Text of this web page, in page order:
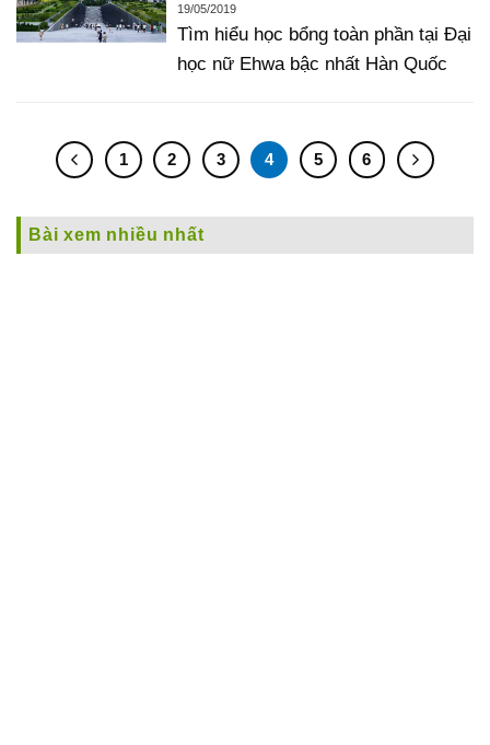
19/05/2019
Tìm hiểu học bổng toàn phần tại Đại
học nữ Ehwa bậc nhất Hàn Quốc
1 2 3 4 5 6
Bài xem nhiều nhất